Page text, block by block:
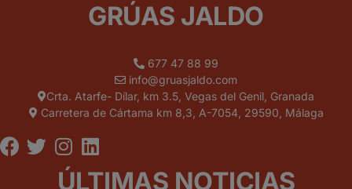
GRÚAS JALDO
677 47 88 99
info@gruasjaldo.com
Crta. Atarfe- Dílar, km 3.5, Vegas del Genil, Granada
Carretera de Cártama km 8,3, A-7054, 29590, Málaga
ÚLTIMAS NOTICIAS